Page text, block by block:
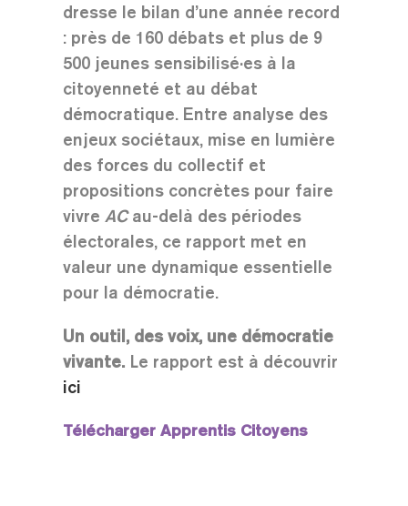
dresse le bilan d’une année record
: près de 160 débats et plus de 9
500 jeunes sensibilisé·es à la
citoyenneté et au débat
démocratique. Entre analyse des
enjeux sociétaux, mise en lumière
des forces du collectif et
propositions concrètes pour faire
vivre ACau-delà des périodes
électorales, ce rapport met en
valeur une dynamique essentielle
pour la démocratie.
Un outil, des voix, une démocratie
vivante.Le rapport est à découvrir
ici
Télécharger Apprentis Citoyens